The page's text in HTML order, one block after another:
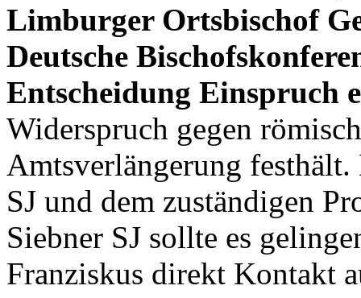
Limburger Ortsbischof
Deutsche
Entscheidung Einspruch
Widerspruch gegen
Amtsverlängerung
SJ und dem zuständigen
Siebner SJ sollte es
Franziskus direkt Kontakt